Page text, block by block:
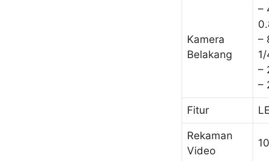
Kamera
Belakang
–
–
–
–
Fitur
Rekaman
Video